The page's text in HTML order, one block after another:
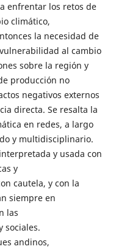
enfrentar los retos de
climático,
la necesidad de
al cambio
sobre la región y
producción no
negativos externos
directa. Se resalta la
en redes, a largo
y multidisciplinario.
y usada con
y
cautela, y con la
siempre en
las
sociales.
andinos,